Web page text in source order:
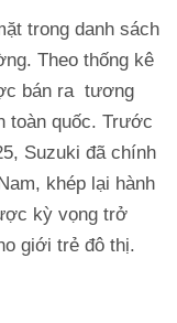
trong danh sách
Theo thống kê
bán ra tương
toàn quốc. Trước
Suzuki đã chính
khép lại hành
kỳ vọng trở
giới trẻ đô thị.